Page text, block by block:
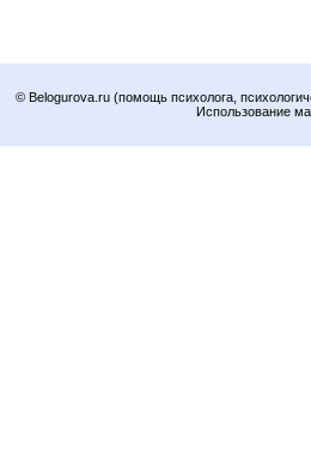
© Belogurova.ru (помощь психолога,
Использование